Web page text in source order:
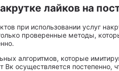
лайков на
при использовании услуг
проверенные методы,
алгоритмов, которые
Вк осуществляется